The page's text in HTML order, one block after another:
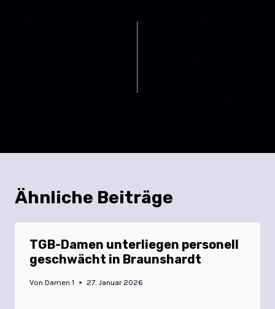
Ähnliche Beiträge
TGB-Damen unterliegen personell
geschwächt in Braunshardt
Von Damen 1 27. Januar 2026